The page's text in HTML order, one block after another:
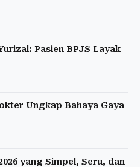
Pasien BPJS Layak
Ungkap Bahaya Gaya
yang Simpel, Seru, dan